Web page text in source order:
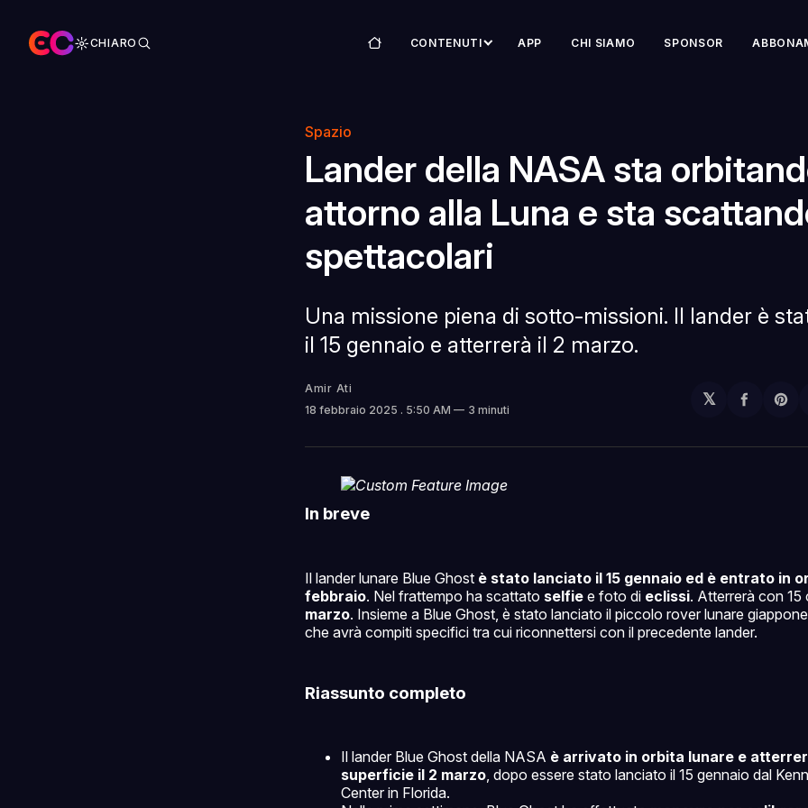
CHIARO CONTENUTI APP CHI SIAMO SPONSOR
Spazio
Lander della NASA sta
attorno alla Luna e sta
spettacolari
Una missione piena di sotto-missioni. Il lander è
il 15 gennaio e atterrerà il 2 marzo.
Amir Ati
18 febbraio 2025 . 5:50 AM 3 minuti
𝕏
In breve
Il lander lunare Blue Ghost è stato lanciato il 15 gennaio ed è entrato in
febbraio. Nel frattempo ha scattato selfie e foto di eclissi. Atterrerà con 15
marzo. Insieme a Blue Ghost, è stato lanciato il piccolo rover lunare
che avrà compiti specifici tra cui riconnettersi con il precedente lander.
Riassunto completo
Il lander Blue Ghost della NASA è arrivato in orbita lunare e
superficie il 2 marzo, dopo essere stato lanciato il 15 gennaio dal
Center in Florida.